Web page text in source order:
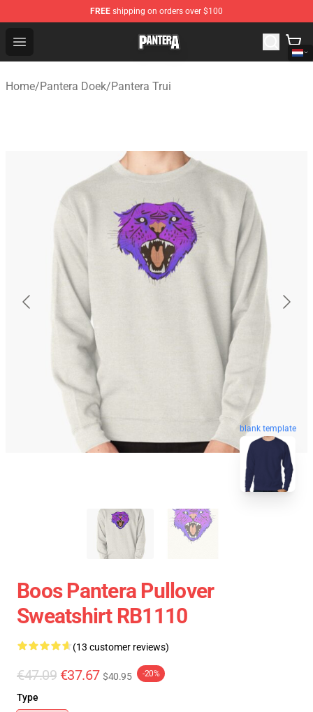
FREE shipping on orders over $100
Open menu
Pantera Store - Official Pantera Merchandise Shop
Home/Pantera Doek/Pantera Trui
blank template
Boos Pantera Pullover
Sweatshirt RB1110
(13 customer reviews)
€47.09 €37.67 $40.95 -20%
Type